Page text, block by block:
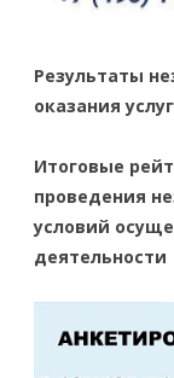
Результаты
оказания
Итоговые
проведения
условий
деятельности